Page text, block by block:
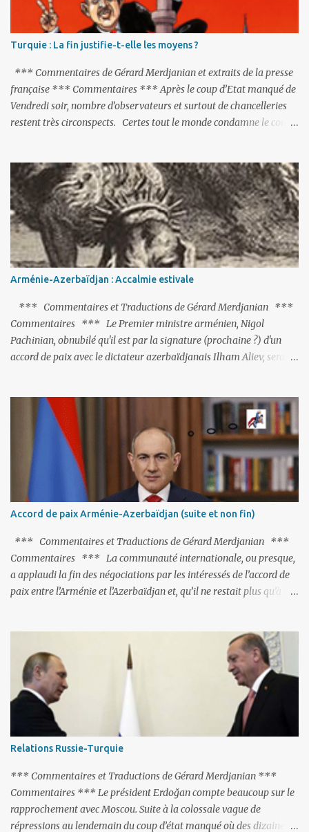
Turquie : La fin justifie-t-elle les moyens ?
*** Commentaires de Gérard Merdjanian et extraits de la presse
française *** Commentaires *** Après le coup d’Etat manqué de
Vendredi soir, nombre d’observateurs et surtout de chancelleries
restent très circonspects. Certes tout le monde condamne le coup
actions menées par le président Erdoğan, et pour certains sur la
réalisation du putsch lui-même.
Arménie-Azerbaïdjan : Accalmie estivale
*** Commentaires et Traductions de Gérard Merdjanian ***
Commentaires *** Le Premier ministre arménien, Nigol
Pachinian, obnubilé qu'il est par la signature (prochaine ?) d'un
accord de paix avec le dictateur azerbaïdjanais Ilham Aliev, serait
C'est hélas fort peu probable ; l'Histoire ou la Littérature ne sont
pas ses points forts, pas plus d'ailleurs que les négociations avec le
tandem turco-azéri. Faisant fi de tout ce qui précède la chute de
l'URSS, il est exclusivement intéressé par ce qu'il nomme «
l'Arménie réelle ». Même les trois présidents qu'ils l'ont précédés ne
trouvent pas grâce à ses yeux, les traitant de tous les noms, avant
de les traîner en justice. Et comme les politiciens ne lui suffisent
pas, il s'attaque aux dignitaires de l'Église arménienne, les...
Accord de paix Arménie-Azerbaïdjan (suite et non fin)
*** Commentaires et Traductions de Gérard Merdjanian ***
Commentaires *** La communauté internationale, ou presque,
a applaudi la fin des négociations par les intéressés de l’accord de
paix entre l’Arménie et l’Azerbaïdjan et, qu’il ne restait plus qu’à le
Les deux points non résolus portaient sur la renonciation aux
revendications internationales mutuelles et sur l'abstention de
déployer des représentants d'autres pays le long de la frontière
entre l'Arménie et l'Azerbaïdjan. C’est chose faite, l’Arménie a
accepté. Comme on pouvait s’y attendre, Bakou a posé de
nouvelles conditions préalables : 1- L’Arménie doit demander la
dissolution du Groupe de Minsk de l’OSCE ; 2- et surtout, elle doit
changer sa Constitution en supprimant toute allusion au
‘Karabakh’. Su...
Relations Russie-Turquie
*** Commentaires et Traductions de Gérard Merdjanian ***
Commentaires *** Le président Erdoğan compte beaucoup sur le
rapprochement avec Moscou. Suite à la colossale vague de
répressions au lendemain du coup d’état manqué où des dizaines